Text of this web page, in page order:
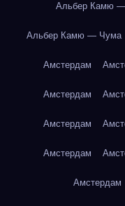
Альбер Камю
Альбер Камю — Чума
Амстердам
Амстердам
Амстердам
Амстердам
Амстердам